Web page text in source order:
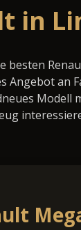
in
besten
Angebot an
Modell